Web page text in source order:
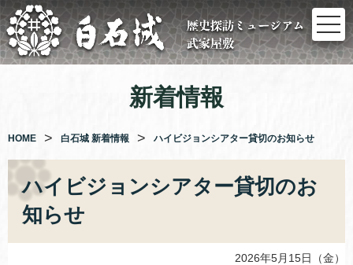
コ
ン
テ
ン
キ
ッ
新着情報
HOME 白石城 新着情報 ハイビジョンシアター貸切のお知らせ
ハイビジョンシアター貸切のお
知らせ
2026年5月15日（金）